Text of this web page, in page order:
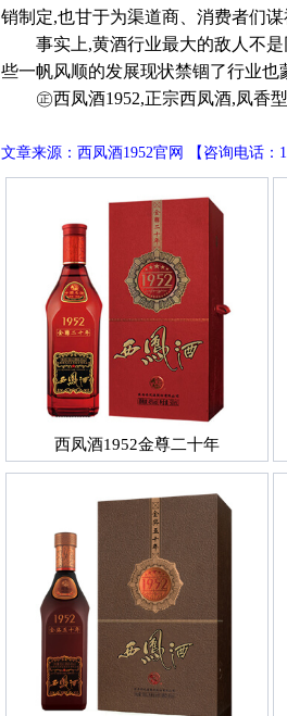
销制定,也甘于为渠道商、消费者们谋
事实上,黄酒行业最大的敌人不是
些一帆风顺的发展现状禁锢了行业也
㊣西凤酒1952,正宗西凤酒,凤香型
文章来源：西凤酒1952官网 【咨询电话：
西凤酒1952金尊二十年